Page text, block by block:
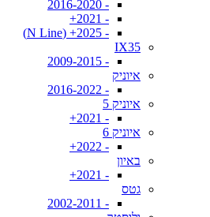
- 2016-2020
- 2021+
- 2025+ (N Line)
IX35
- 2009-2015
איוניק
- 2016-2022
איוניק 5
- 2021+
איוניק 6
- 2022+
באיון
- 2021+
גטס
- 2002-2011